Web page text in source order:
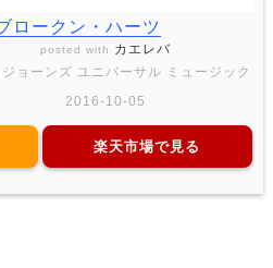
ロークン・ハーツ
posted with カエレバ
ジョーンズ ユニバーサル ミュージック
2016-10-05
楽天市場で見る